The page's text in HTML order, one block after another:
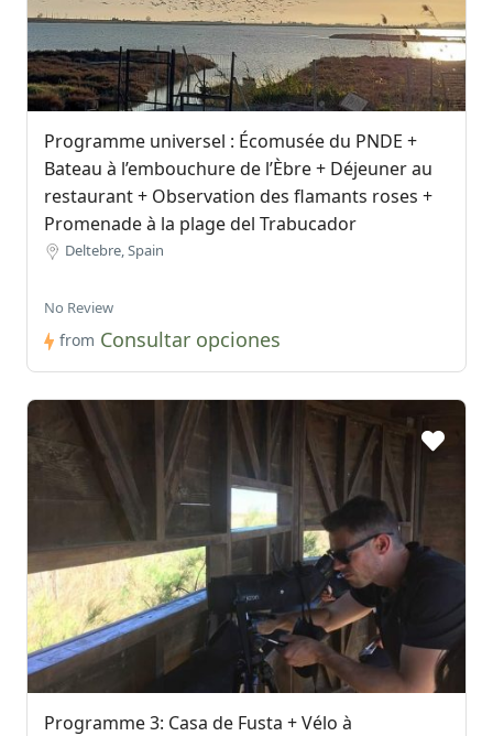
Programme universel : Écomusée du PNDE +
Bateau à l’embouchure de l’Èbre + Déjeuner au
restaurant + Observation des flamants roses +
Promenade à la plage del Trabucador
Deltebre, Spain
No Review
from Consultar opciones
Programme 3: Casa de Fusta + Vélo à